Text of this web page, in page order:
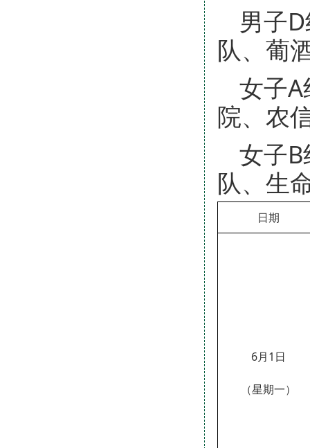
男子
队、葡
女子
院、农
女子
队、生
日期
6月1日
（星期一）